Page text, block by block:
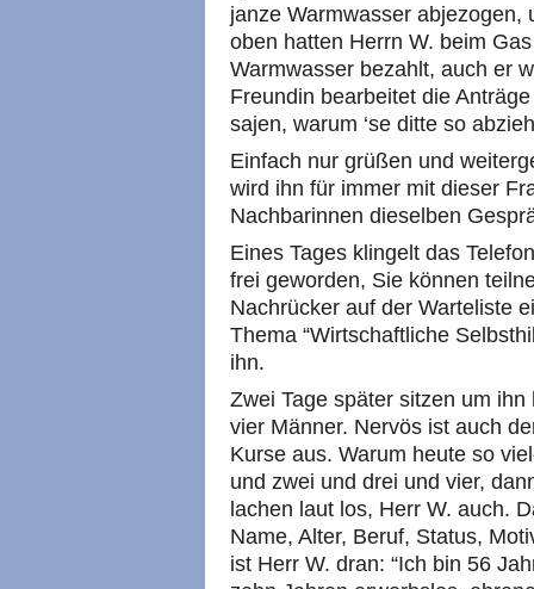
janze Warmwasser abjezogen,
oben hatten Herrn W. beim
Warmwasser bezahlt, auch er
Freundin bearbeitet die
sajen, warum ‘se ditte so
Einfach nur grüßen und
wird ihn für immer mit dieser
Nachbarinnen dieselben
Eines Tages klingelt das
frei geworden, Sie können
Nachrücker auf der Warteliste
Thema “Wirtschaftliche
ihn.
Zwei Tage später sitzen um
vier Männer. Nervös ist auch
Kurse aus. Warum heute so
und zwei und drei und vier,
lachen laut los, Herr W. auch.
Name, Alter, Beruf, Status,
ist Herr W. dran: “Ich bin 56